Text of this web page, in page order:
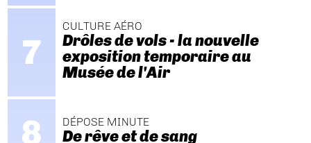
CULTURE AÉRO
Drôles de vols - la nouvelle
exposition temporaire au
Musée de l'Air
DÉPOSE MINUTE
De rêve et de sang